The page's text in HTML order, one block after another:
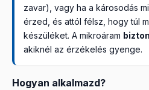
zavar), vagy ha a károsodás
érzed, és attól félsz, hogy túl
készüléket. A mikroáram
akiknél az érzékelés gyenge.
Hogyan alkalmazd?